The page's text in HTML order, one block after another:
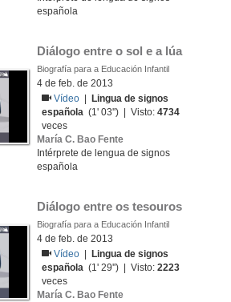
española
Diálogo entre o sol e a lúa
Biografía para a Educación Infantil
4 de feb. de 2013
Vídeo
Lingua de signos
española (1' 03'') | Visto:4734
veces
María C. Bao Fente
Intérprete de lengua de signos
española
Diálogo entre os tesouros
Biografía para a Educación Infantil
4 de feb. de 2013
Vídeo
Lingua de signos
española (1' 29'') | Visto:2223
veces
María C. Bao Fente